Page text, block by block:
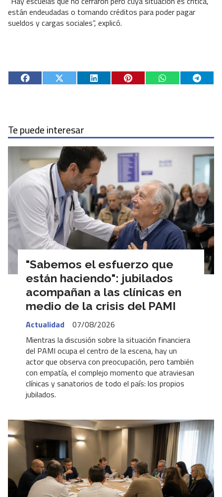
están endeudadas o tomando créditos para poder pagar
sueldos y cargas sociales”, explicó.
Te puede interesar
"Sabemos el esfuerzo que
están haciendo": jubilados
acompañan a las clínicas en
medio de la crisis del PAMI
Actualidad
07/08/2026
Mientras la discusión sobre la situación financiera
del PAMI ocupa el centro de la escena, hay un
actor que observa con preocupación, pero también
con empatía, el complejo momento que atraviesan
clínicas y sanatorios de todo el país: los propios
jubilados.